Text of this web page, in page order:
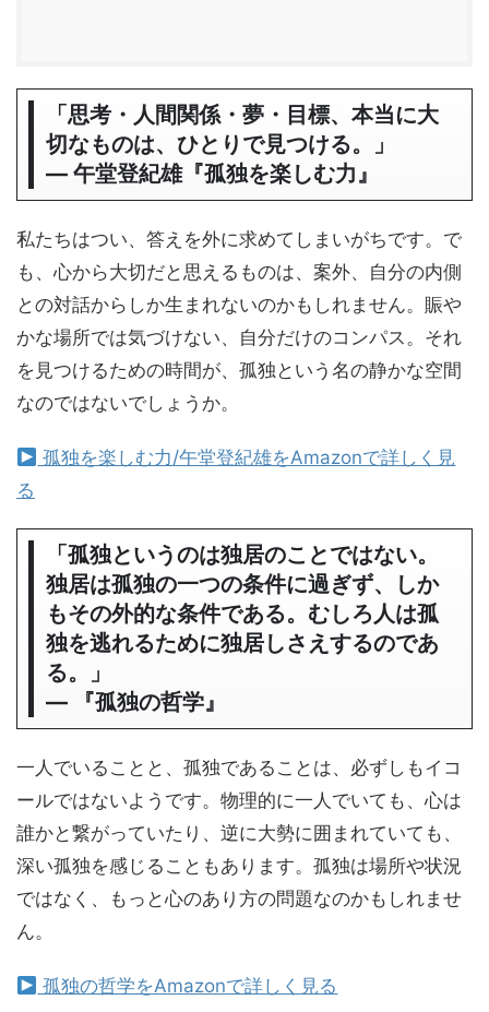
「思考・人間関係・夢・目標、本当に大
切なものは、ひとりで見つける。」
― 午堂登紀雄『孤独を楽しむ力』
私たちはつい、答えを外に求めてしまいがちです。で
も、心から大切だと思えるものは、案外、自分の内側
との対話からしか生まれないのかもしれません。賑や
かな場所では気づけない、自分だけのコンパス。それ
を見つけるための時間が、孤独という名の静かな空間
なのではないでしょうか。
孤独を楽しむ力/午堂登紀雄をAmazonで詳しく見
る
「孤独というのは独居のことではない。
独居は孤独の一つの条件に過ぎず、しか
もその外的な条件である。むしろ人は孤
独を逃れるために独居しさえするのであ
る。」
― 『孤独の哲学』
一人でいることと、孤独であることは、必ずしもイコ
ールではないようです。物理的に一人でいても、心は
誰かと繋がっていたり、逆に大勢に囲まれていても、
深い孤独を感じることもあります。孤独は場所や状況
ではなく、もっと心のあり方の問題なのかもしれませ
ん。
孤独の哲学をAmazonで詳しく見る